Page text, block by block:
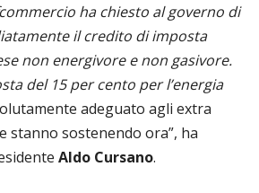
ha chiesto al governo di
il credito di imposta
non energivore e non gasivore.
del 15 per cento per l’energia
adeguato agli extra
stanno sostenendo ora”, ha
Aldo Cursano.